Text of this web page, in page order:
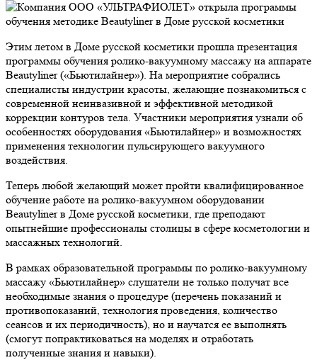
Этим летом в Доме русской косметики прошла презентация
программы обучения ролико-вакуумному массажу на аппарате
Beautyliner («Бьютилайнер»). На мероприятие собрались
специалисты индустрии красоты, желающие познакомиться с
современной неинвазивной и эффективной методикой
коррекции контуров тела. Участники мероприятия узнали об
особенностях оборудования «Бьютилайнер» и возможностях
применения технологии пульсирующего вакуумного
воздействия.
Теперь любой желающий может пройти квалифицированное
обучение работе на ролико-вакуумном оборудовании
Beautyliner в Доме русской косметики, где преподают
опытнейшие профессионалы столицы в сфере косметологии и
массажных технологий.
В рамках образовательной программы по ролико-вакуумному
массажу «Бьютилайнер» слушатели не только получат все
необходимые знания о процедуре (перечень показаний и
противопоказаний, технология проведения, количество
сеансов и их периодичность), но и научатся ее выполнять
(смогут попрактиковаться на моделях и отработать
полученные знания и навыки).